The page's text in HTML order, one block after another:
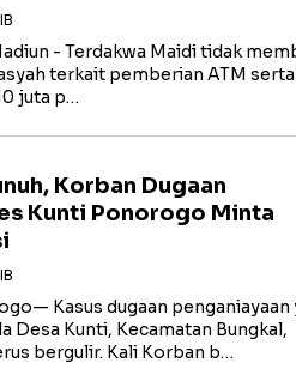
- Terdakwa Maidi tidak
terkait pemberian ATM
juta p…
Korban Dugaan
Kunti Ponorogo Minta
Kasus dugaan penganiayaan
Desa Kunti, Kecamatan Bungkal,
bergulir. Kali Korban b…